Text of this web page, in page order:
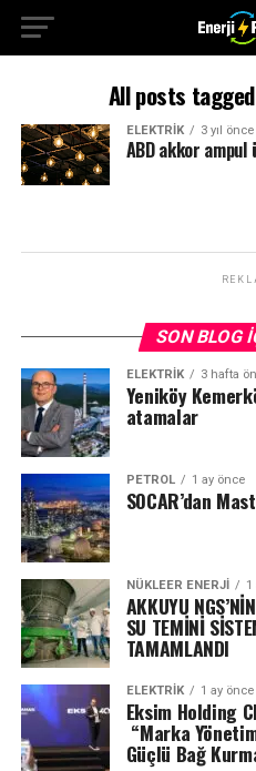
All posts
ELEKTRİK 3 yıl önce
ABD akkor ampul
SON BLOG
ELEKTRİK 3 hafta
Yeniköy
atamalar
PETROL 1 ay önce
SOCAR’dan
NÜKLEER ENERJI 1
AKKUYU
SU TEMİNİ
TAMAMLANDI
ELEKTRİK 1 ay önce
Eksim Holding
“Marka
Güçlü Bağ